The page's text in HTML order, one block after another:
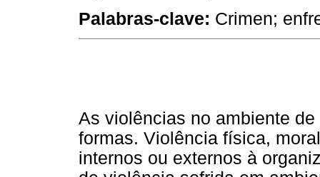
Palabras-clave: Crimen;
As violências no ambiente
formas. Violência física,
internos ou externos à